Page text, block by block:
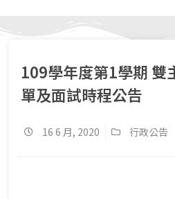
109學年度第1學期 雙
單及面試時程公告
16 6 月, 2020 行政公告